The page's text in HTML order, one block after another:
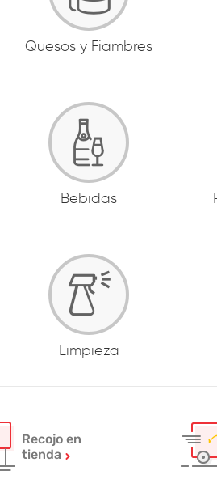
Quesos y Fiambres
Bebidas
Limpieza
Recojo en
tienda